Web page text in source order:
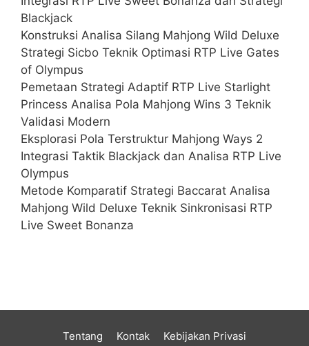
Blackjack
Konstruksi Analisa Silang Mahjong Wild Deluxe
Strategi Sicbo Teknik Optimasi RTP Live Gates
of Olympus
Pemetaan Strategi Adaptif RTP Live Starlight
Princess Analisa Pola Mahjong Wins 3 Teknik
Validasi Modern
Eksplorasi Pola Terstruktur Mahjong Ways 2
Integrasi Taktik Blackjack dan Analisa RTP Live
Olympus
Metode Komparatif Strategi Baccarat Analisa
Mahjong Wild Deluxe Teknik Sinkronisasi RTP
Live Sweet Bonanza
Tentang Kontak Kebijakan Privasi